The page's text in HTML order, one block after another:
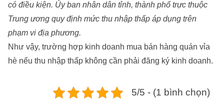
có điều kiện. Ủy ban nhân dân tỉnh, thành phố trực thuộc
Trung ương quy định mức thu nhập thấp áp dụng trên
phạm vi địa phương.
Như vậy, trường hợp kinh doanh mua bán hàng quán vỉa
hè nếu thu nhập thấp không cần phải đăng ký kinh doanh.
5/5 - (1 bình chọn)